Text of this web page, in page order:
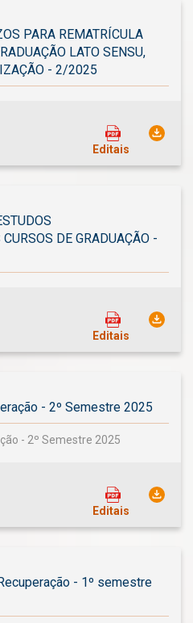
PARA REMATRÍCULA
LATO SENSU,
- 2/2025
Editais
DE GRADUAÇÃO -
Editais
- 2º Semestre 2025
- 2º Semestre 2025
Editais
- 1º semestre